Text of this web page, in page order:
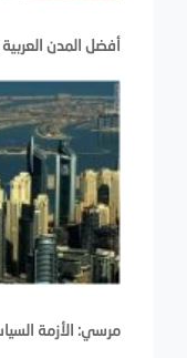
أفضل المدن العربية
مرسي: الأزمة